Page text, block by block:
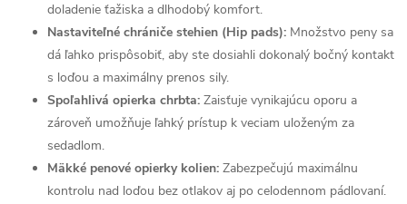
doladenie ťažiska a dlhodobý komfort.
Nastaviteľné chrániče stehien (Hip pads): Množstvo peny sa
dá ľahko prispôsobiť, aby ste dosiahli dokonalý bočný kontakt
s loďou a maximálny prenos sily.
Spoľahlivá opierka chrbta: Zaisťuje vynikajúcu oporu a
zároveň umožňuje ľahký prístup k veciam uloženým za
sedadlom.
Mäkké penové opierky kolien: Zabezpečujú maximálnu
kontrolu nad loďou bez otlakov aj po celodennom pádlovaní.